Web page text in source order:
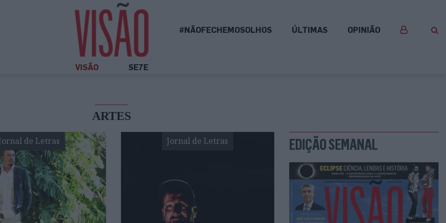
#NÃOFECHEMOSOLHOS ÚLTIMAS OPINIÃO
VISÃO SE7E
ARTES
de Letras Jornal de Letras EDIÇÃO SEMANAL